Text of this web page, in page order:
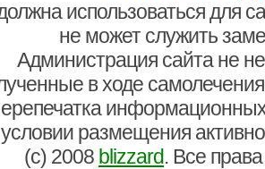
использоваться для
не может служить
Администрация сайта не
в ходе
условии размещения
(c) 2008 blizzard. Все